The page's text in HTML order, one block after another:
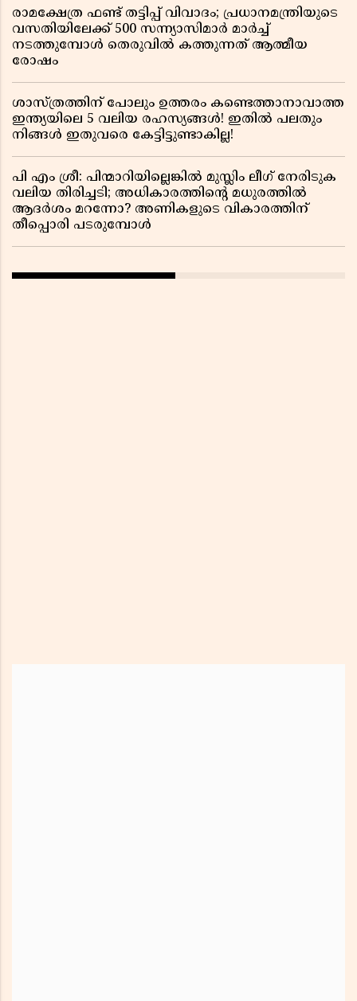
രാമക്ഷേത്ര ഫണ്ട് തട്ടിപ്പ് വിവാദം; പ്രധാനമന്ത്രിയുടെ
വസതിയിലേക്ക് 500 സന്ന്യാസിമാർ മാർച്ച്
നടത്തുമ്പോൾ തെരുവിൽ കത്തുന്നത് ആത്മീയ
രോഷം
ശാസ്ത്രത്തിന് പോലും ഉത്തരം കണ്ടെത്താനാവാത്ത
ഇന്ത്യയിലെ 5 വലിയ രഹസ്യങ്ങൾ! ഇതിൽ പലതും
നിങ്ങൾ ഇതുവരെ കേട്ടിട്ടുണ്ടാകില്ല!
പി എം ശ്രീ: പിന്മാറിയില്ലെങ്കിൽ മുസ്ലിം ലീഗ് നേരിടുക
വലിയ തിരിച്ചടി; അധികാരത്തിന്റെ മധുരത്തിൽ
ആദർശം മറന്നോ? അണികളുടെ വികാരത്തിന്
തീപ്പൊരി പടരുമ്പോൾ